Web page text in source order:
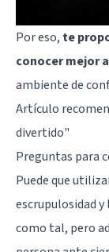
Por eso, te
conocer mejor
ambiente de
Artículo
divertido"
Preguntas para
Puede que
escrupulosidad
como tal, pero